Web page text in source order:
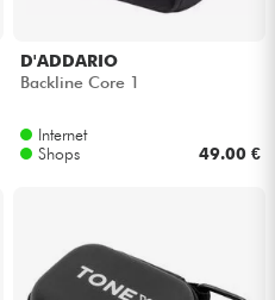
D'ADDARIO
Backline Core 1
Internet
Shops
49.00 €